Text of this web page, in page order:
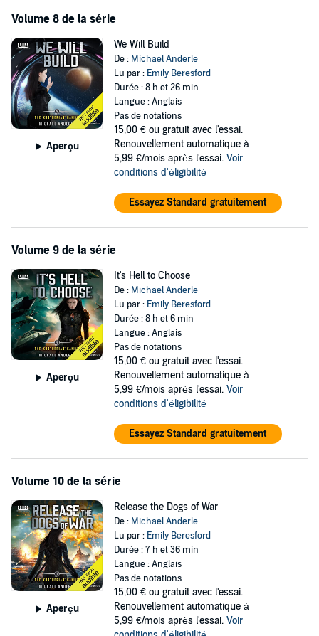
Volume 8 de la série
Aperçu
We Will Build
De : Michael Anderle
Lu par : Emily Beresford
Durée : 8 h et 26 min
Langue : Anglais
Pas de notations
15,00 € ou gratuit avec l'essai.
Renouvellement automatique à
5,99 €/mois après l'essai. Voir
conditions d'éligibilité
Essayez Standard gratuitement
Volume 9 de la série
Aperçu
It's Hell to Choose
De : Michael Anderle
Lu par : Emily Beresford
Durée : 8 h et 6 min
Langue : Anglais
Pas de notations
15,00 € ou gratuit avec l'essai.
Renouvellement automatique à
5,99 €/mois après l'essai. Voir
conditions d'éligibilité
Essayez Standard gratuitement
Volume 10 de la série
Aperçu
Release the Dogs of War
De : Michael Anderle
Lu par : Emily Beresford
Durée : 7 h et 36 min
Langue : Anglais
Pas de notations
15,00 € ou gratuit avec l'essai.
Renouvellement automatique à
5,99 €/mois après l'essai. Voir